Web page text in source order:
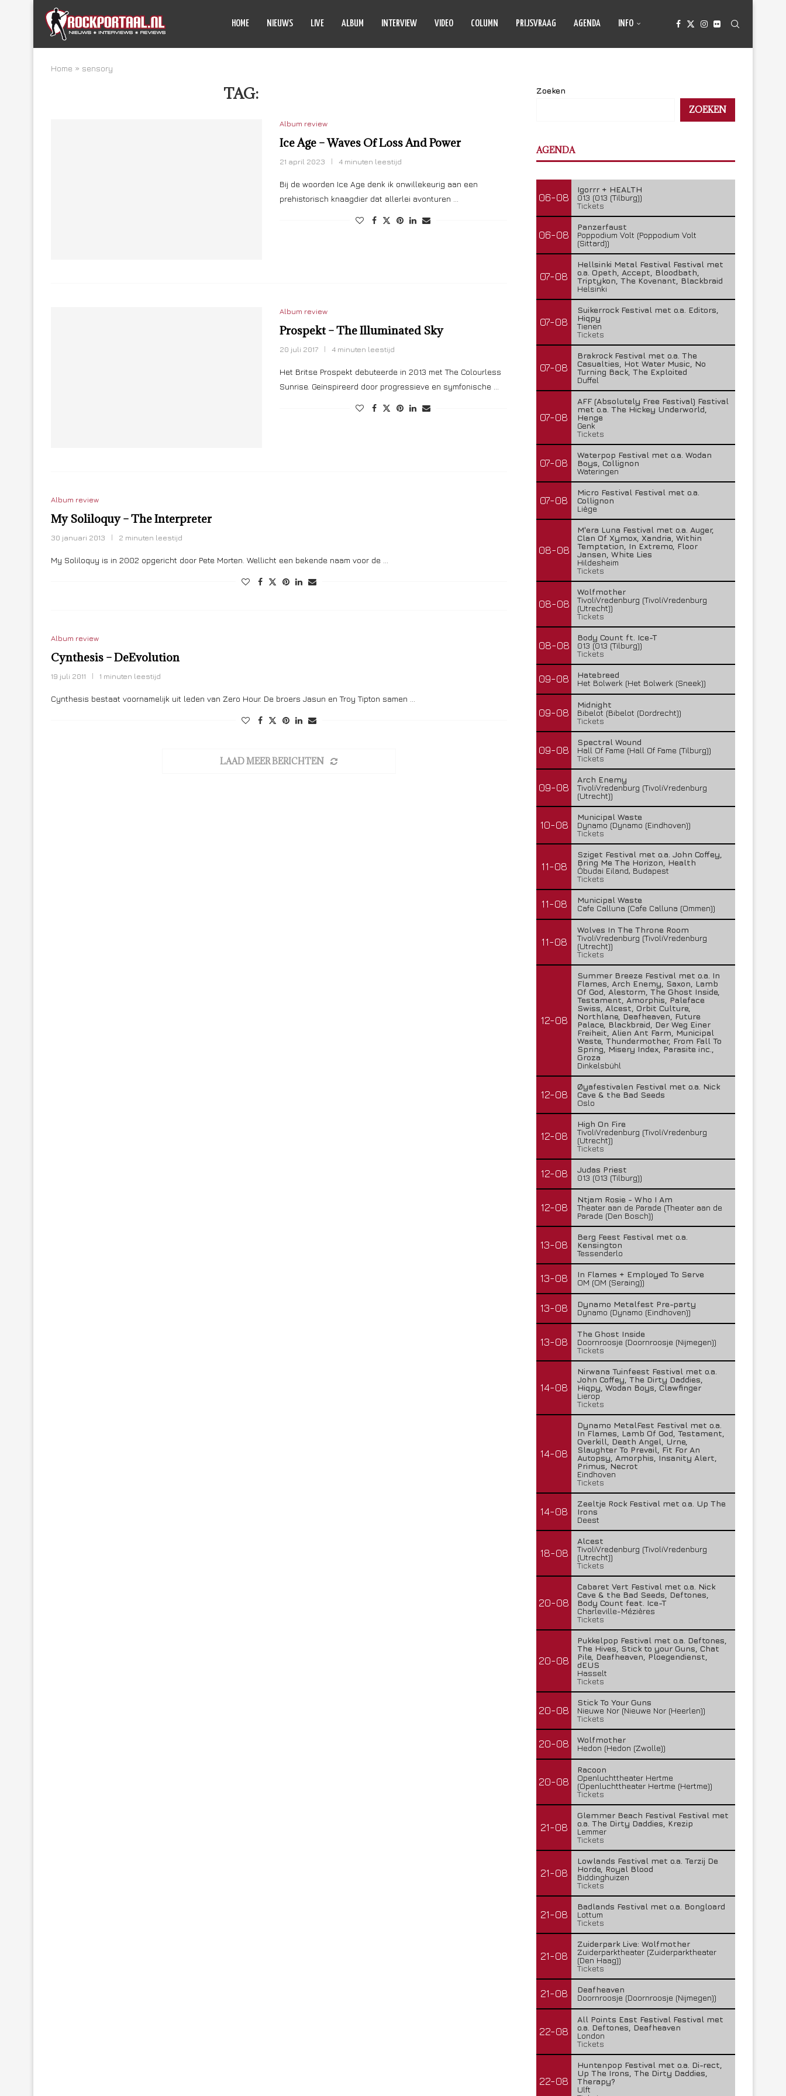
HOME NIEUWS LIVE ALBUM INTERVIEW VIDEO COLUMN PRIJSVRAAG AGENDA INFO
Home » sensory
TAG:
Album review
Ice Age – Waves Of Loss And Power
21 april 2023 4 minuten leestijd
Bij de woorden Ice Age denk ik onwillekeurig aan een
prehistorisch knaagdier dat allerlei avonturen …
Album review
Prospekt – The Illuminated Sky
20 juli 2017 4 minuten leestijd
Het Britse Prospekt debuteerde in 2013 met The Colourless
Sunrise. Geïnspireerd door progressieve en symfonische …
Album review
My Soliloquy – The Interpreter
30 januari 2013 2 minuten leestijd
My Soliloquy is in 2002 opgericht door Pete Morten. Wellicht een bekende naam voor de …
Album review
Cynthesis – DeEvolution
19 juli 2011 1 minuten leestijd
Cynthesis bestaat voornamelijk uit leden van Zero Hour. De broers Jasun en Troy Tipton samen …
LAAD MEER BERICHTEN
Zoeken
ZOEKEN
AGENDA
06-08
Igorrr + HEALTH
013 (013 (Tilburg))
Tickets
06-08
Panzerfaust
Poppodium Volt (Poppodium Volt
(Sittard))
07-08
Hellsinki Metal Festival Festival met
o.a. Opeth, Accept, Bloodbath,
Triptykon, The Kovenant, Blackbraid
Helsinki
07-08
Suikerrock Festival met o.a. Editors,
Hiqpy
Tienen
Tickets
07-08
Brakrock Festival met o.a. The
Casualties, Hot Water Music, No
Turning Back, The Exploited
Duffel
07-08
AFF (Absolutely Free Festival) Festival
met o.a. The Hickey Underworld,
Henge
Genk
Tickets
07-08
Waterpop Festival met o.a. Wodan
Boys, Collignon
Wateringen
07-08
Micro Festival Festival met o.a.
Collignon
Liège
08-08
M'era Luna Festival met o.a. Auger,
Clan Of Xymox, Xandria, Within
Temptation, In Extremo, Floor
Jansen, White Lies
Hildesheim
Tickets
08-08
Wolfmother
TivoliVredenburg (TivoliVredenburg
(Utrecht))
Tickets
08-08
Body Count ft. Ice-T
013 (013 (Tilburg))
Tickets
09-08
Hatebreed
Het Bolwerk (Het Bolwerk (Sneek))
09-08
Midnight
Bibelot (Bibelot (Dordrecht))
Tickets
09-08
Spectral Wound
Hall Of Fame (Hall Of Fame (Tilburg))
Tickets
09-08
Arch Enemy
TivoliVredenburg (TivoliVredenburg
(Utrecht))
10-08
Municipal Waste
Dynamo (Dynamo (Eindhoven))
Tickets
11-08
Sziget Festival met o.a. John Coffey,
Bring Me The Horizon, Health
Óbudai Eiland, Budapest
Tickets
11-08
Municipal Waste
Cafe Calluna (Cafe Calluna (Ommen))
11-08
Wolves In The Throne Room
TivoliVredenburg (TivoliVredenburg
(Utrecht))
Tickets
12-08
Summer Breeze Festival met o.a. In
Flames, Arch Enemy, Saxon, Lamb
Of God, Alestorm, The Ghost Inside,
Testament, Amorphis, Paleface
Swiss, Alcest, Orbit Culture,
Northlane, Deafheaven, Future
Palace, Blackbraid, Der Weg Einer
Freiheit, Alien Ant Farm, Municipal
Waste, Thundermother, From Fall To
Spring, Misery Index, Parasite inc.,
Groza
Dinkelsbühl
12-08
Øyafestivalen Festival met o.a. Nick
Cave & the Bad Seeds
Oslo
12-08
High On Fire
TivoliVredenburg (TivoliVredenburg
(Utrecht))
Tickets
12-08
Judas Priest
013 (013 (Tilburg))
12-08
Ntjam Rosie - Who I Am
Theater aan de Parade (Theater aan de
Parade (Den Bosch))
13-08
Berg Feest Festival met o.a.
Kensington
Tessenderlo
13-08
In Flames + Employed To Serve
OM (OM (Seraing))
13-08
Dynamo Metalfest Pre-party
Dynamo (Dynamo (Eindhoven))
13-08
The Ghost Inside
Doornroosje (Doornroosje (Nijmegen))
Tickets
14-08
Nirwana Tuinfeest Festival met o.a.
John Coffey, The Dirty Daddies,
Hiqpy, Wodan Boys, Clawfinger
Lierop
Tickets
14-08
Dynamo MetalFest Festival met o.a.
In Flames, Lamb Of God, Testament,
Overkill, Death Angel, Urne,
Slaughter To Prevail, Fit For An
Autopsy, Amorphis, Insanity Alert,
Primus, Necrot
Eindhoven
Tickets
14-08
Zeeltje Rock Festival met o.a. Up The
Irons
Deest
18-08
Alcest
TivoliVredenburg (TivoliVredenburg
(Utrecht))
Tickets
20-08
Cabaret Vert Festival met o.a. Nick
Cave & the Bad Seeds, Deftones,
Body Count feat. Ice-T
Charleville-Mézières
Tickets
20-08
Pukkelpop Festival met o.a. Deftones,
The Hives, Stick to your Guns, Chat
Pile, Deafheaven, Ploegendienst,
dEUS
Hasselt
Tickets
20-08
Stick To Your Guns
Nieuwe Nor (Nieuwe Nor (Heerlen))
Tickets
20-08
Wolfmother
Hedon (Hedon (Zwolle))
20-08
Racoon
Openluchttheater Hertme
(Openluchttheater Hertme (Hertme))
Tickets
21-08
Glemmer Beach Festival Festival met
o.a. The Dirty Daddies, Krezip
Lemmer
Tickets
21-08
Lowlands Festival met o.a. Terzij De
Horde, Royal Blood
Biddinghuizen
Tickets
21-08
Badlands Festival met o.a. Bongloard
Lottum
Tickets
21-08
Zuiderpark Live: Wolfmother
Zuiderparktheater (Zuiderparktheater
(Den Haag))
Tickets
21-08
Deafheaven
Doornroosje (Doornroosje (Nijmegen))
22-08
All Points East Festival Festival met
o.a. Deftones, Deafheaven
London
Tickets
22-08
Huntenpop Festival met o.a. Di-rect,
Up The Irons, The Dirty Daddies,
Therapy?
Ulft